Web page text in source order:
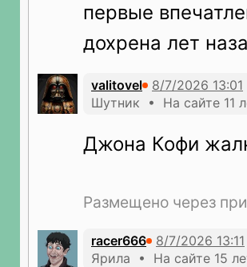
первые
дохрена лет
valitovel
Шутник • На сайте 11
Джона Кофи
Размещено через
racer666
Ярила • На сайте 15